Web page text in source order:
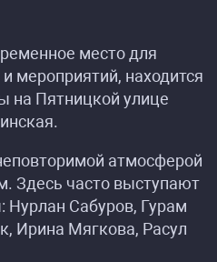
место для
мероприятий, находится
на Пятницкой улице
атмосферой
Здесь часто выступают
Сабуров, Гурам
Ирина Мягкова, Расул